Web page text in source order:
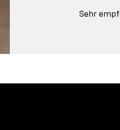
Sehr